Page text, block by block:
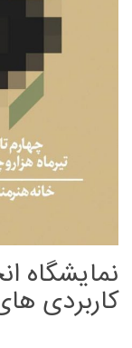
نمایشگاه
کاربردی های